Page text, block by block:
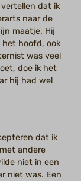
dat ik
naar de
maatje. Hij
het hoofd, ook
was veel
doe ik het
hij had wel
dat ik
andere
niet in een
niet was. Een